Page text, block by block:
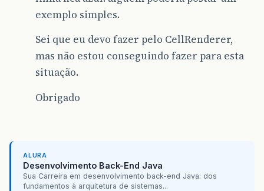
exemplo simples.
Sei que eu devo fazer pelo CellRenderer,
mas não estou conseguindo fazer para esta
situação.
Obrigado
ALURA
Desenvolvimento Back-End Java
Sua Carreira em desenvolvimento back-end Java: dos
fundamentos à arquitetura de sistemas...